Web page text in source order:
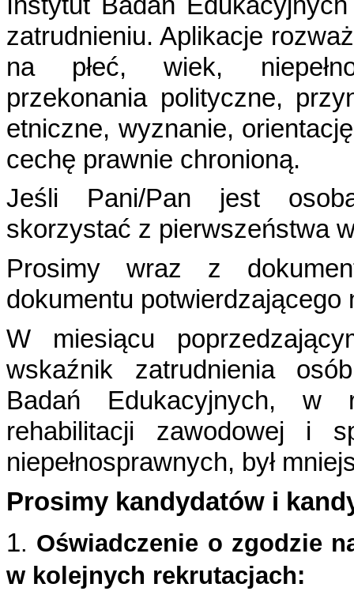
zatrudnieniu. Aplikacje
na płeć, wiek,
przekonania polityczne,
etniczne, wyznanie,
cechę prawnie chronioną.
Jeśli Pani/Pan jest
skorzystać z pierwszeństwa
Prosimy wraz z
dokumentu potwierdzającego
W miesiącu
wskaźnik zatrudnienia
Badań Edukacyjnych, w
rehabilitacji zawodowej i
niepełnosprawnych, był
Prosimy kandydatów i
1. Oświadczenie o zgodzie
w kolejnych rekrutacjach: